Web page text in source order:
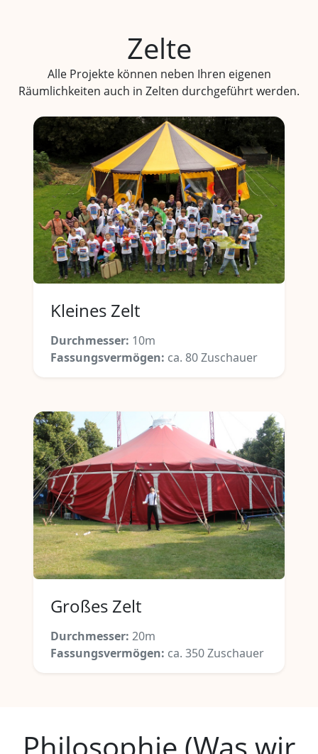
Zelte
Alle Projekte können neben Ihren eigenen
Räumlichkeiten auch in Zelten durchgeführt werden.
Kleines Zelt
Durchmesser: 10m
Fassungsvermögen: ca. 80 Zuschauer
Großes Zelt
Durchmesser: 20m
Fassungsvermögen: ca. 350 Zuschauer